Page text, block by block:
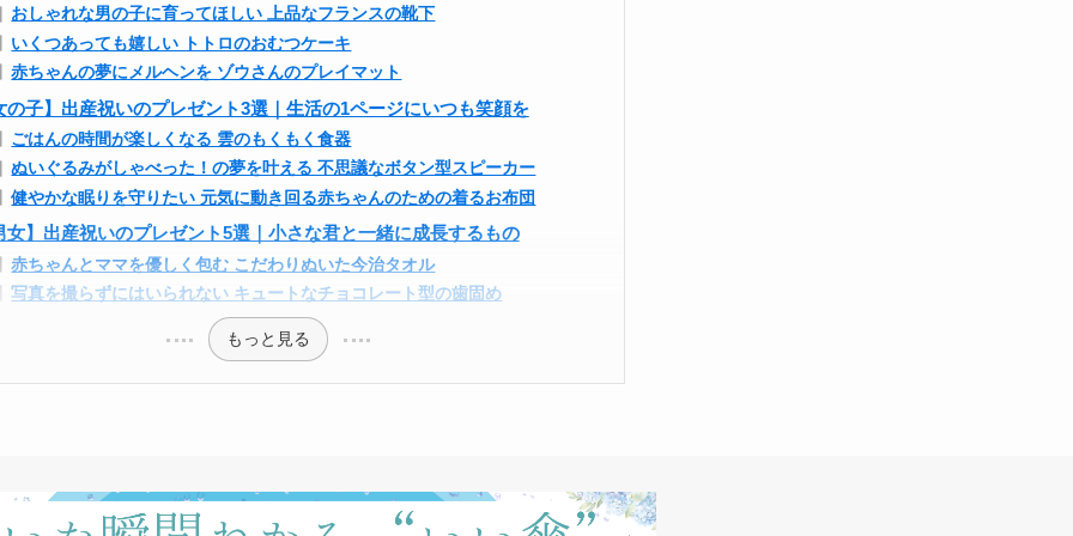
おしゃれな男の子に育ってほしい 上品なフランスの靴下
いくつあっても嬉しい トトロのおむつケーキ
赤ちゃんの夢にメルヘンを ゾウさんのプレイマット
の子】出産祝いのプレゼント3選｜生活の1ページにいつも笑顔を
ごはんの時間が楽しくなる 雲のもくもく食器
ぬいぐるみがしゃべった！の夢を叶える 不思議なボタン型スピーカー
健やかな眠りを守りたい 元気に動き回る赤ちゃんのための着るお布団
女】出産祝いのプレゼント5選｜小さな君と一緒に成長するもの
赤ちゃんとママを優しく包む こだわりぬいた今治タオル
写真を撮らずにはいられない キュートなチョコレート型の歯固め
もっと見る